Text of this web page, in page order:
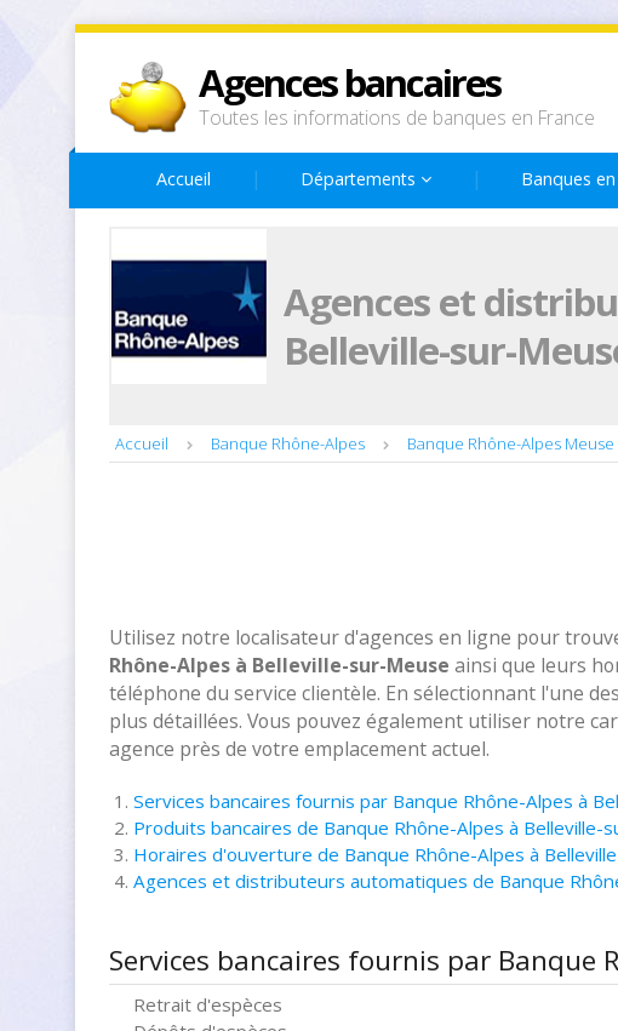
Agences bancaires
Toutes les informations de banques en France
Accueil Départements Banques
Agences et
Belleville-sur-
Accueil Banque Rhône-Alpes Banque Rhône-Alpes Meuse
Utilisez notre localisateur d'agences en ligne pour
Rhône-Alpes à Belleville-sur-Meuse ainsi que leurs
téléphone du service clientèle. En sélectionnant l'une
plus détaillées. Vous pouvez également utiliser notre
agence près de votre emplacement actuel.
Services bancaires fournis par Banque Rhône-Alpes à
Produits bancaires de Banque Rhône-Alpes à Belleville-
Horaires d'ouverture de Banque Rhône-Alpes à
Agences et distributeurs automatiques de Banque
Services bancaires fournis par Banque
Retrait d'espèces